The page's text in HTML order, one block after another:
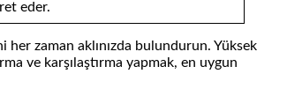
eder.
her zaman aklınızda bulundurun. Yüksek
ve karşılaştırma yapmak, en uygun